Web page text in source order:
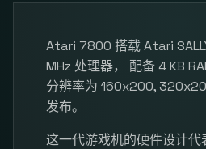
Atari 7800 搭载 Atari
MHz 处理器， 配备 4 KB
分辨率为 160x200,
发布。
这一代游戏机的硬件设计